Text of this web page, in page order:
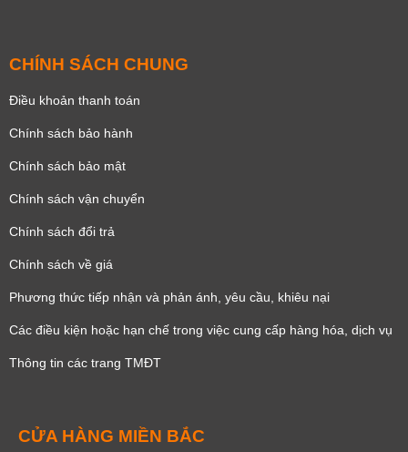
CHÍNH SÁCH CHUNG
Điều khoản thanh toán
Chính sách bảo hành
Chính sách bảo mật
Chính sách vận chuyển
Chính sách đổi trả
Chính sách về giá
Phương thức tiếp nhận và phản ánh, yêu cầu, khiêu nại
Các điều kiện hoặc hạn chế trong việc cung cấp hàng hóa, dịch vụ
Thông tin các trang TMĐT
CỬA HÀNG MIỀN BẮC